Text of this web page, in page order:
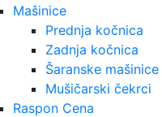
Mašinice
Prednja kočnica
Zadnja kočnica
Šaranske mašinice
Mušičarski čekrci
Raspon Cena